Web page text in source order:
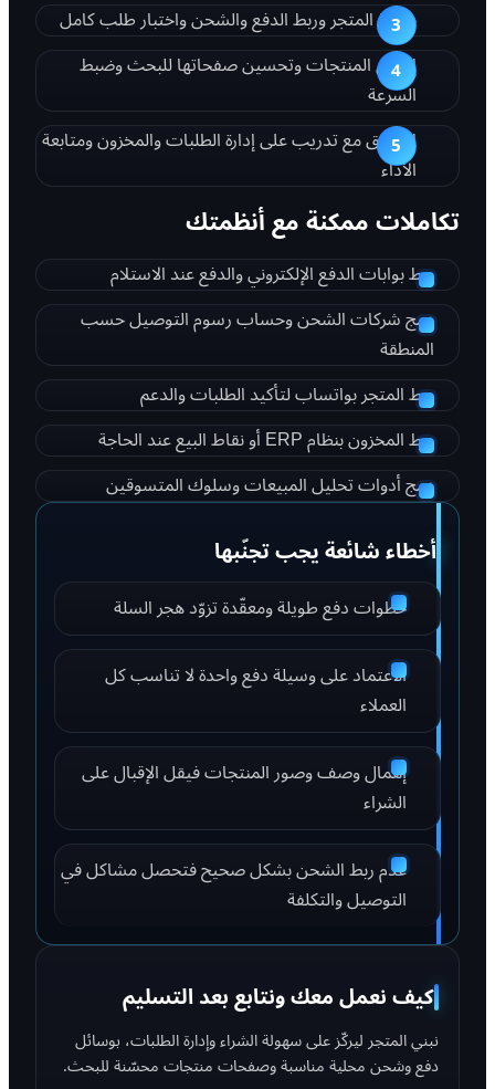
برمجة المتجر وربط الدفع والشحن واختبار طلب كامل
إدخال المنتجات وتحسين صفحاتها للبحث وضبط
السرعة
الإطلاق مع تدريب على إدارة الطلبات والمخزون ومتابعة
الأداء
تكاملات ممكنة مع أنظمتك
ربط بوابات الدفع الإلكتروني والدفع عند الاستلام
دمج شركات الشحن وحساب رسوم التوصيل حسب
المنطقة
ربط المتجر بواتساب لتأكيد الطلبات والدعم
ربط المخزون بنظام ERP أو نقاط البيع عند الحاجة
دمج أدوات تحليل المبيعات وسلوك المتسوقين
أخطاء شائعة يجب تجنّبها
خطوات دفع طويلة ومعقّدة تزوّد هجر السلة
الاعتماد على وسيلة دفع واحدة لا تناسب كل
العملاء
إهمال وصف وصور المنتجات فيقل الإقبال على
الشراء
عدم ربط الشحن بشكل صحيح فتحصل مشاكل في
التوصيل والتكلفة
كيف نعمل معك ونتابع بعد التسليم
نبني المتجر ليركّز على سهولة الشراء وإدارة الطلبات، بوسائل
دفع وشحن محلية مناسبة وصفحات منتجات محسّنة للبحث.